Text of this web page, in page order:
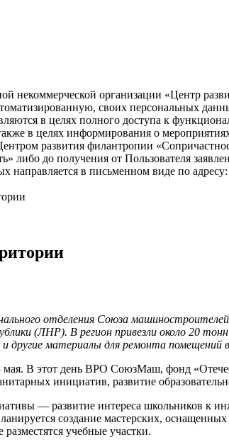
организации «Центр
своих персональных
в целях полного доступа к
в целях информирования о
развития филантропии
до получения от Пользователя
направляется в письменном виде по
отделения Союза
(ЛНР). В регион привезли около 20
другие материалы для ремонта помещений
мая. В этот день ВРО СоюзМаш, фонд
инициатив, развитие
— развитие интереса школьников к
создание мастерских,
учебные участки.